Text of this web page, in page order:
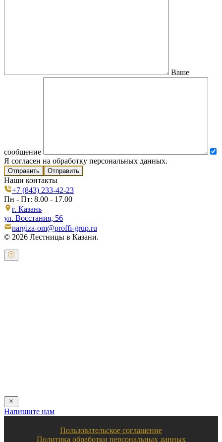
Ваше
сообщение
Я согласен на обработку персональных данных.
Отправить
Наши контакты
+7 (843) 233-42-23
Пн - Пт: 8.00 - 17.00
г. Казань
ул. Восстания, 56
nargiza-om@proffi-grup.ru
© 2026 Лестницы в Казани.
Напишите нам
Пользовательское соглашение
Политика обработки персональных данных